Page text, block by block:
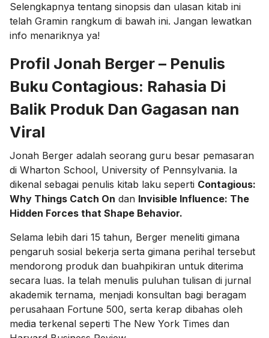
Selengkapnya tentang sinopsis dan ulasan kitab ini
telah Gramin rangkum di bawah ini. Jangan lewatkan
info menariknya ya!
Profil Jonah Berger – Penulis
Buku Contagious: Rahasia Di
Balik Produk Dan Gagasan nan
Viral
Jonah Berger adalah seorang guru besar pemasaran
di Wharton School, University of Pennsylvania. Ia
dikenal sebagai penulis kitab laku seperti Contagious:
Why Things Catch On dan Invisible Influence: The
Hidden Forces that Shape Behavior.
Selama lebih dari 15 tahun, Berger meneliti gimana
pengaruh sosial bekerja serta gimana perihal tersebut
mendorong produk dan buahpikiran untuk diterima
secara luas. Ia telah menulis puluhan tulisan di jurnal
akademik ternama, menjadi konsultan bagi beragam
perusahaan Fortune 500, serta kerap dibahas oleh
media terkenal seperti The New York Times dan